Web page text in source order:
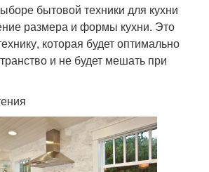
бытовой техники для кухни
размера и формы кухни. Это
которая будет оптимально
и не будет мешать при